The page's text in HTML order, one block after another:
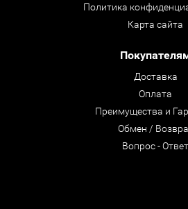
Политика
Карта сайта
Доставка
Оплата
Преимущества и
Обмен /
Вопрос - Ответ